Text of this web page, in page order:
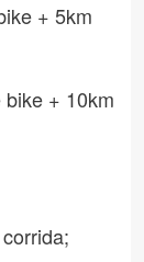
+ 5km
+ 10km